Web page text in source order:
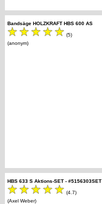
Bandsäge HOLZKRAFT HBS 600 AS
(5)
(anonym)
HBS 633 S Aktions-SET - #5156303SET
(4.7)
(Axel Weber)